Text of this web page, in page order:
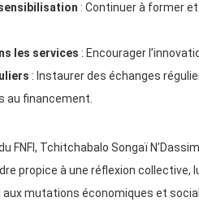
: Continuer à former
les services : Encourager
: Instaurer des échanges
au financement.
FNFI, Tchitchabalo Songaï
propice à une réflexion
aux mutations économiques et